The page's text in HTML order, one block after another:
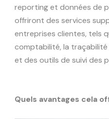
reporting et données de
offriront des services
entreprises clientes, tels
comptabilité, la traçabilité
et des outils de suivi des
Quels avantages cela